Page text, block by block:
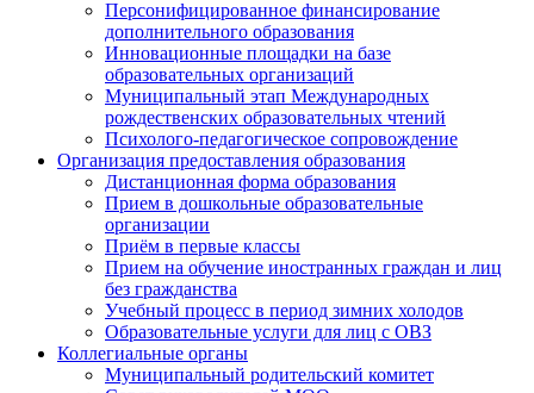
Персонифицированное финансирование
дополнительного образования
Инновационные площадки на базе
образовательных организаций
Муниципальный этап Международных
рождественских образовательных чтений
Психолого-педагогическое сопровождение
Организация предоставления образования
Дистанционная форма образования
Прием в дошкольные образовательные
организации
Приём в первые классы
Прием на обучение иностранных граждан и лиц
без гражданства
Учебный процесс в период зимних холодов
Образовательные услуги для лиц с ОВЗ
Коллегиальные органы
Муниципальный родительский комитет